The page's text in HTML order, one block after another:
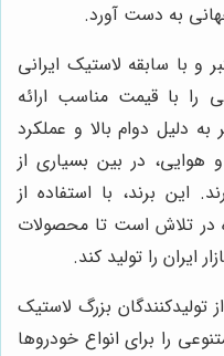
به دست آورد.
و با سابقه لاستیک ایرانی
را با قیمت مناسب ارائه
دلیل دوام بالا و عملکرد
در بین بسیاری از
این برند، با استفاده از
در تلاش است تا محصولات
ایران را تولید کند.
تولیدکنندگان بزرگ لاستیک
را برای انواع خودروها